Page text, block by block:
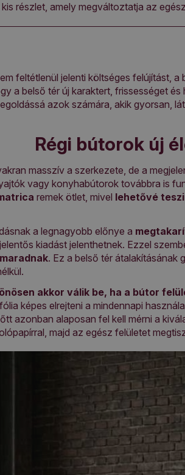
részlet, amely megváltoztatja az
feltétlenül jelenti költséges felújítást,
a belső tér új karaktert, frissességet
azok számára, akik gyorsan,
Régi bútorok új
masszív a szerkezete, de a
vagy konyhabútorok továbbra is
remek ötlet, mivel lehetővé
a legnagyobb előnye a
kiadást jelenthetnek. Ezzel
. Ez a belső tér átalakításának
akkor válik be, ha a bútor
képes elrejteni a mindennapi
azonban alaposan fel kell mérni a
majd az egész felületet